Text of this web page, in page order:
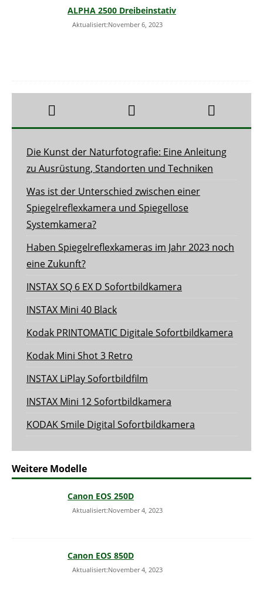
ALPHA 2500 Dreibeinstativ
Aktualisiert:November 6, 2023
Die Kunst der Naturfotografie: Eine Anleitung
zu Ausrüstung, Standorten und Techniken
Was ist der Unterschied zwischen einer
Spiegelreflexkamera und Spiegellose
Systemkamera?
Haben Spiegelreflexkameras im Jahr 2023 noch
eine Zukunft?
INSTAX SQ 6 EX D Sofortbildkamera
INSTAX Mini 40 Black
Kodak PRINTOMATIC Digitale Sofortbildkamera
Kodak Mini Shot 3 Retro
INSTAX LiPlay Sofortbildfilm
INSTAX Mini 12 Sofortbildkamera
KODAK Smile Digital Sofortbildkamera
Weitere Modelle
Canon EOS 250D
Aktualisiert:November 4, 2023
Canon EOS 850D
Aktualisiert:November 4, 2023